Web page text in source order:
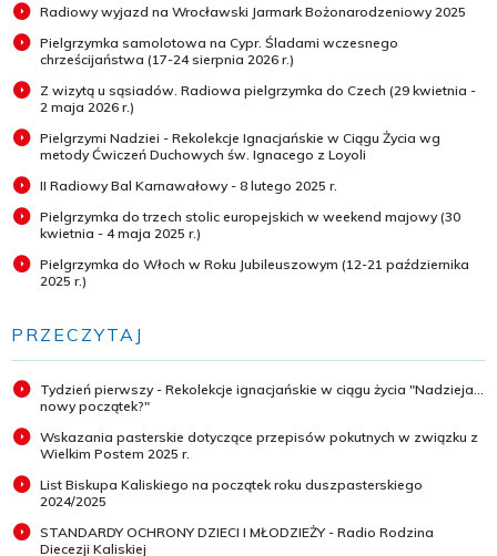
Radiowy wyjazd na Wrocławski Jarmark Bożonarodzeniowy 2025
Pielgrzymka samolotowa na Cypr. Śladami wczesnego
chrześcijaństwa (17-24 sierpnia 2026 r.)
Z wizytą u sąsiadów. Radiowa pielgrzymka do Czech (29 kwietnia -
2 maja 2026 r.)
Pielgrzymi Nadziei - Rekolekcje Ignacjańskie w Ciągu Życia wg
metody Ćwiczeń Duchowych św. Ignacego z Loyoli
II Radiowy Bal Karnawałowy - 8 lutego 2025 r.
Pielgrzymka do trzech stolic europejskich w weekend majowy (30
kwietnia - 4 maja 2025 r.)
Pielgrzymka do Włoch w Roku Jubileuszowym (12-21 października
2025 r.)
PRZECZYTAJ
Tydzień pierwszy - Rekolekcje ignacjańskie w ciągu życia "Nadzieja...
nowy początek?"
Wskazania pasterskie dotyczące przepisów pokutnych w związku z
Wielkim Postem 2025 r.
List Biskupa Kaliskiego na początek roku duszpasterskiego
2024/2025
STANDARDY OCHRONY DZIECI I MŁODZIEŻY - Radio Rodzina
Diecezji Kaliskiej